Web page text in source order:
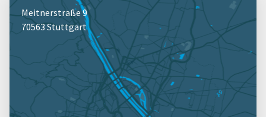
Meitnerstraße 9
70563 Stuttgart